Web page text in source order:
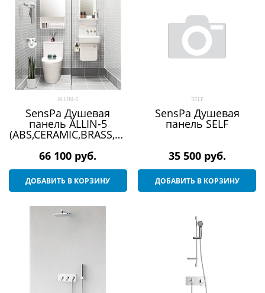
ALLIN-5
SensPa Душевая
панель ALLIN-5
(ABS,CERAMIC,BRASS,ST
66 100 руб.
ДОБАВИТЬ В КОРЗИНУ
SELF
SensPa Душевая
панель SELF
35 500 руб.
ДОБАВИТЬ В КОРЗИНУ